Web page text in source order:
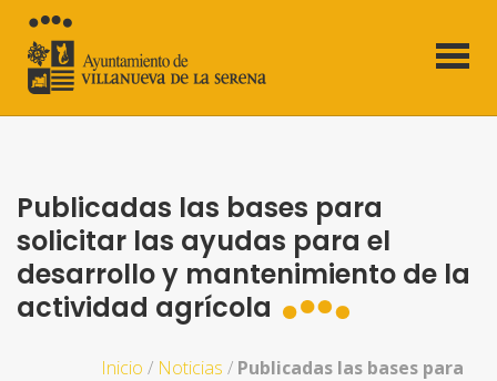
Publicadas las bases para
solicitar las ayudas para el
desarrollo y mantenimiento de la
actividad agrícola
Inicio / Noticias / Publicadas las bases para